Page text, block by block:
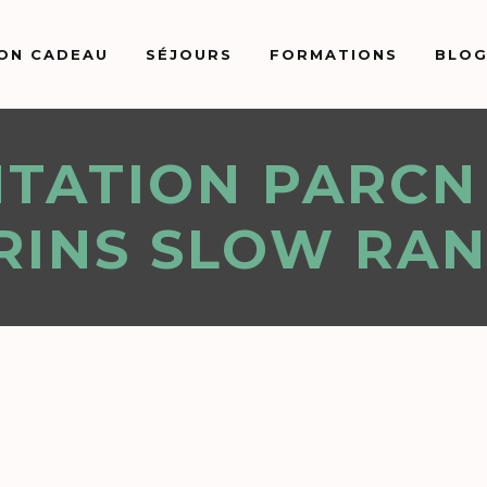
CADEAU SÉJOURS FORMATIONS BLOG
SLOW